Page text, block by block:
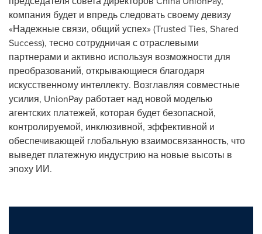
компания будет и впредь следовать своему девизу
«Надежные связи, общий успех» (Trusted Ties, Shared
Success), тесно сотрудничая с отраслевыми
партнерами и активно используя возможности для
преобразований, открывающиеся благодаря
искусственному интеллекту. Возглавляя совместные
усилия, UnionPay работает над новой моделью
агентских платежей, которая будет безопасной,
контролируемой, инклюзивной, эффективной и
обеспечивающей глобальную взаимосвязанность, что
выведет платежную индустрию на новые высоты в
эпоху ИИ.